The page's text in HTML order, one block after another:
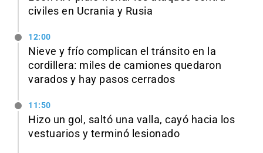
civiles en Ucrania y Rusia
12:00
Nieve y frío complican el tránsito en la
cordillera: miles de camiones quedaron
varados y hay pasos cerrados
11:50
Hizo un gol, saltó una valla, cayó hacia los
vestuarios y terminó lesionado